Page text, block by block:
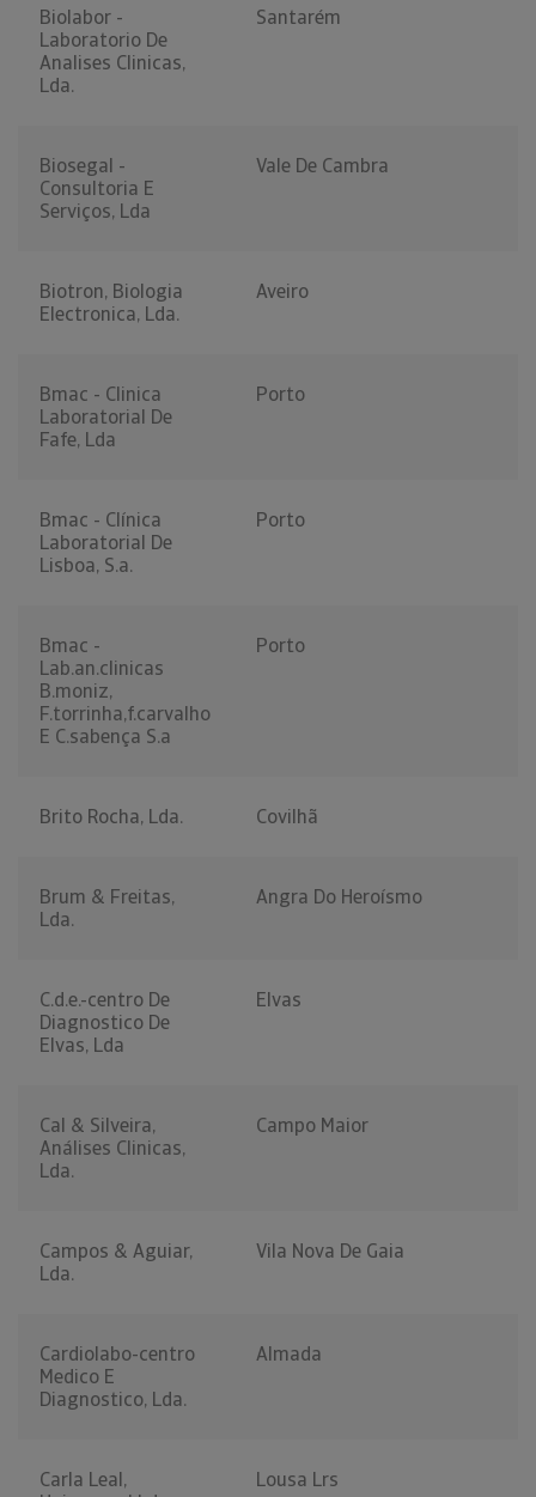
Biolabor -
Laboratorio De
Analises Clinicas,
Lda.
Santarém
Biosegal -
Consultoria E
Serviços, Lda
Vale De Cambra
Biotron, Biologia
Electronica, Lda.
Aveiro
Bmac - Clinica
Laboratorial De
Fafe, Lda
Porto
Bmac - Clínica
Laboratorial De
Lisboa, S.a.
Porto
Bmac -
Lab.an.clinicas
B.moniz,
F.torrinha,f.carvalho
E C.sabença S.a
Porto
Brito Rocha, Lda. Covilhã
Brum & Freitas,
Lda.
Angra Do Heroísmo
C.d.e.-centro De
Diagnostico De
Elvas, Lda
Elvas
Cal & Silveira,
Análises Clinicas,
Lda.
Campo Maior
Campos & Aguiar,
Lda.
Vila Nova De Gaia
Cardiolabo-centro
Medico E
Diagnostico, Lda.
Almada
Carla Leal,
Lousa Lrs